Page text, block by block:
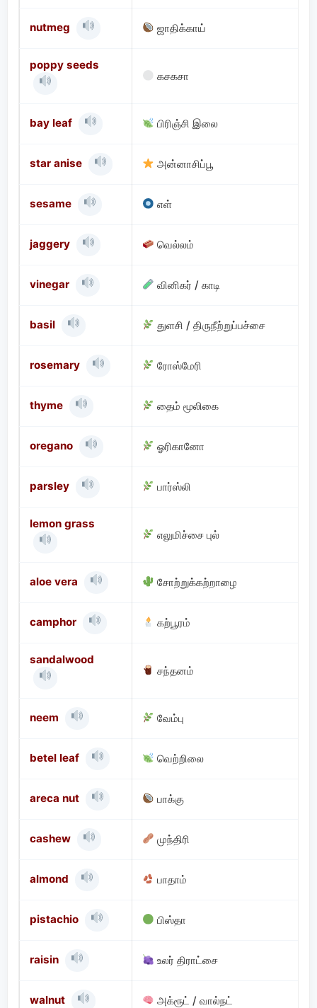
nutmeg ஜாதிக்காய்
poppy seeds
கசகசா
bay leaf பிரிஞ்சி இலை
star anise அன்னாசிப்பூ
sesame எள்
jaggery வெல்லம்
vinegar வினிகர் / காடி
basil துளசி / திருநீற்றுப்பச்சை
rosemary ரோஸ்மேரி
thyme தைம் மூலிகை
oregano ஓரிகானோ
parsley பார்ஸ்லி
lemon grass
எலுமிச்சை புல்
aloe vera சோற்றுக்கற்றாழை
camphor கற்பூரம்
sandalwood
சந்தனம்
neem வேம்பு
betel leaf வெற்றிலை
areca nut பாக்கு
cashew முந்திரி
almond பாதாம்
pistachio பிஸ்தா
raisin உலர் திராட்சை
walnut அக்ரூட் / வால்நட்